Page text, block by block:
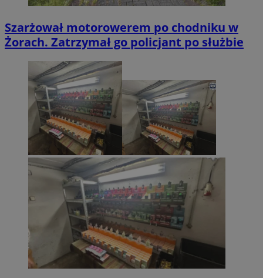
Szarżował motorowerem po chodniku w
Żorach. Zatrzymał go policjant po służbie